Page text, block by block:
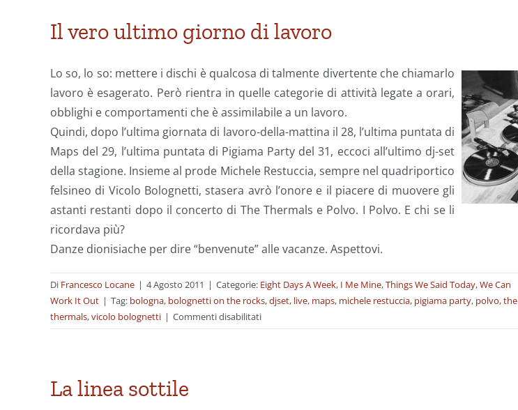
Il vero ultimo giorno di lavoro
Lo so, lo so: mettere i dischi è qualcosa di talmente divertente che chiamarlo
lavoro è esagerato. Però rientra in quelle categorie di attività legate a orari,
obblighi e comportamenti che è assimilabile a un lavoro.
Quindi, dopo l’ultima giornata di lavoro-della-mattina il 28, l’ultima puntata di
Maps del 29, l’ultima puntata di Pigiama Party del 31, eccoci all’ultimo dj-set
della stagione. Insieme al prode Michele Restuccia, sempre nel quadriportico
felsineo di Vicolo Bolognetti, stasera avrò l’onore e il piacere di muovere gli
astanti restanti dopo il concerto di The Thermals e Polvo. I Polvo. E chi se li
ricordava più?
Danze dionisiache per dire “benvenute” alle vacanze. Aspettovi.
Di Francesco Locane | 4 Agosto 2011 | Categorie: Eight Days A Week, I Me Mine,Things We Said Today,We Can
Work It Out | Tag: bologna, bolognetti on the rocks,djset, live, maps, michele restuccia, pigiama party, polvo,the
thermals,vicolo bolognetti | Commenti disabilitatisu
Il
La linea sottile